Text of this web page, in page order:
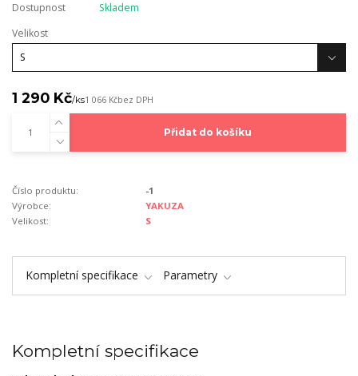
Dostupnost
Skladem
Velikost
1 290 Kč/ks1 066 Kčbez DPH
Přidat do košíku
Číslo produktu:
-1
Výrobce:
YAKUZA
Velikost:
S
Kompletní specifikace Parametry
Kompletní specifikace